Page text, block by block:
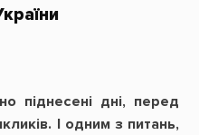
піднесені дні, перед
І одним з питань,